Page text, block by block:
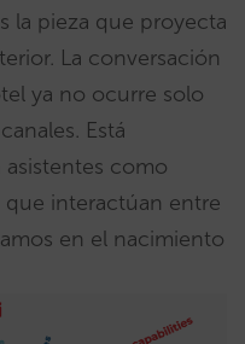
la pieza que proyecta
La conversación
ya no ocurre solo
Está
como
que interactúan entre
en el nacimiento